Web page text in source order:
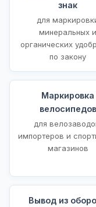
знак
для
минеральных и
органических
по закону
Маркировка
велосипедов
для
импортеров и
магазинов
Вывод из